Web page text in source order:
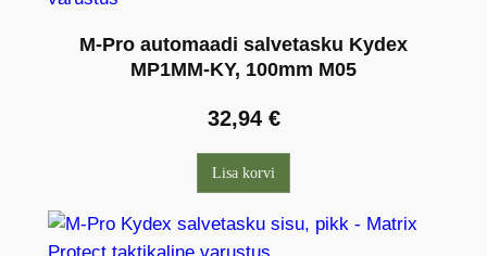
M-Pro automaadi salvetasku Kydex
MP1MM-KY, 100mm M05
32,94 €
Lisa korvi